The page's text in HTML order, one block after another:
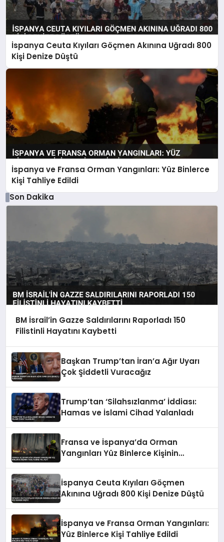
İspanya Ceuta Kıyıları Göçmen Akınına Uğradı 800
Kişi Denize Düştü
İspanya ve Fransa Orman Yangınları: Yüz Binlerce
Kişi Tahliye Edildi
Son Dakika
BM İsrail’in Gazze Saldırılarını Raporladı 150
Filistinli Hayatını Kaybetti
Başkan Trump’tan İran’a Ağır Uyarı
Çok Şiddetli Vuracağız
Trump’tan ‘Silahsızlanma’ İddiası:
Hamas ve İslami Cihad Yalanladı
Fransa ve İspanya’da Orman
Yangınları Yüz Binlerce Kişinin
İspanya Ceuta Kıyıları Göçmen
Akınına Uğradı 800 Kişi Denize Düştü
İspanya ve Fransa Orman Yangınları:
Yüz Binlerce Kişi Tahliye Edildi